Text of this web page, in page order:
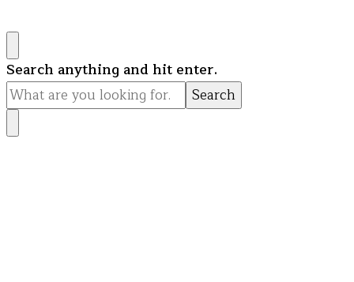
Looking
for
Something?
Search anything and hit enter.